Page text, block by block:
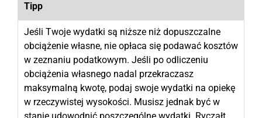
Tipp
Jeśli Twoje wydatki są niższe niż dopuszczalne
obciążenie własne, nie opłaca się podawać kosztów
w zeznaniu podatkowym. Jeśli po odliczeniu
obciążenia własnego nadal przekraczasz
maksymalną kwotę, podaj swoje wydatki na opiekę
w rzeczywistej wysokości. Musisz jednak być w